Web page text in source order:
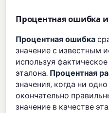
Процентная ошибка
Процентная ошибка
значение с известным
используя
эталона. Процентная
значения, когда ни
окончательно
значение в качестве